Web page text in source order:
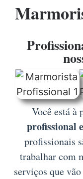
Você está à
profissional
profissionais
trabalhar com
serviços que